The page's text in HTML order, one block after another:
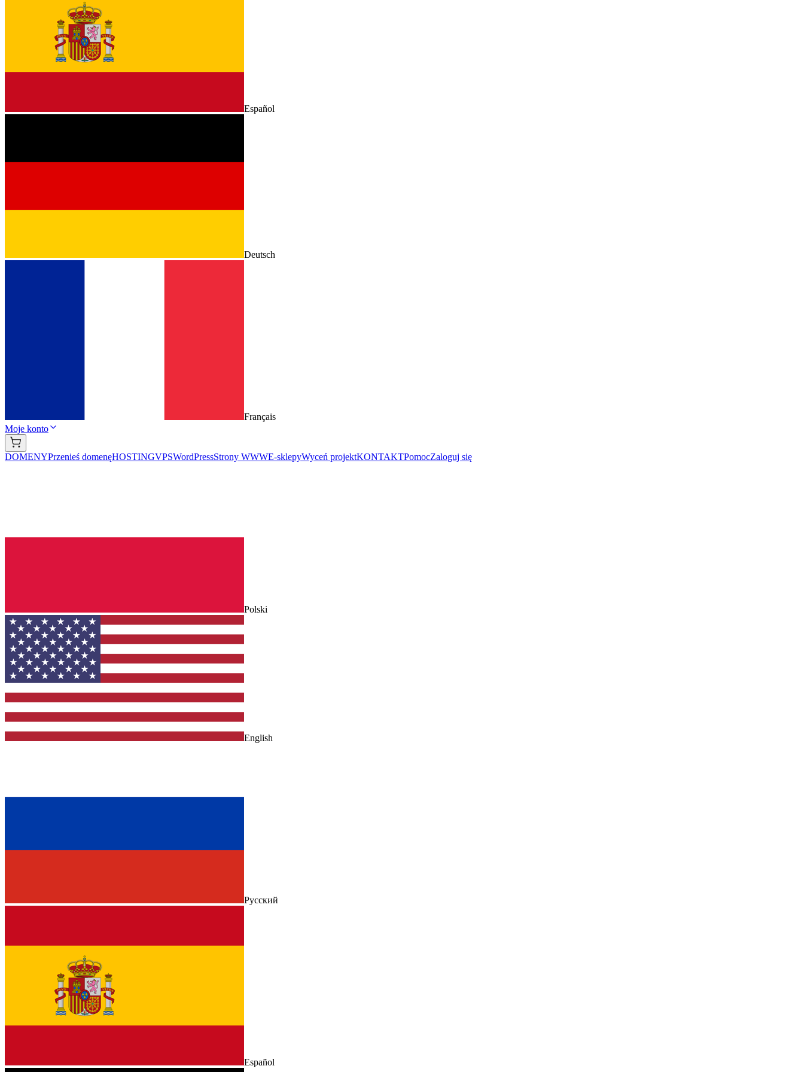
Español
Deutsch
Français
Moje konto
DOMENYPrzenieś domenęHOSTINGVPSWordPressStrony WWWE-sklepyWyceń projektKONTAKTPomocZaloguj się
Polski
English
Русский
Español